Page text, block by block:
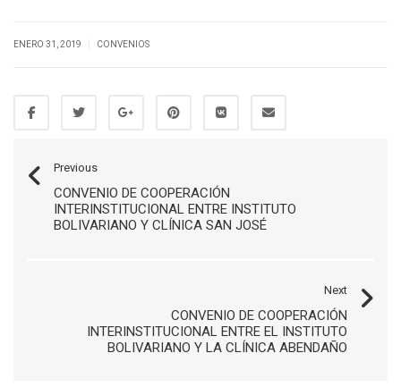
ENERO 31, 2019 CONVENIOS
Previous
CONVENIO DE COOPERACIÓN
INTERINSTITUCIONAL ENTRE INSTITUTO
BOLIVARIANO Y CLÍNICA SAN JOSÉ
Next
CONVENIO DE COOPERACIÓN
INTERINSTITUCIONAL ENTRE EL INSTITUTO
BOLIVARIANO Y LA CLÍNICA ABENDAÑO